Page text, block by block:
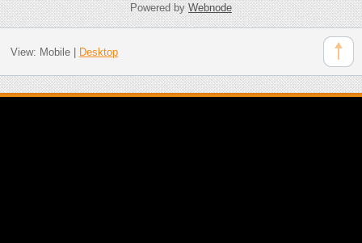
Powered byWebnode
View: Mobile| Desktop